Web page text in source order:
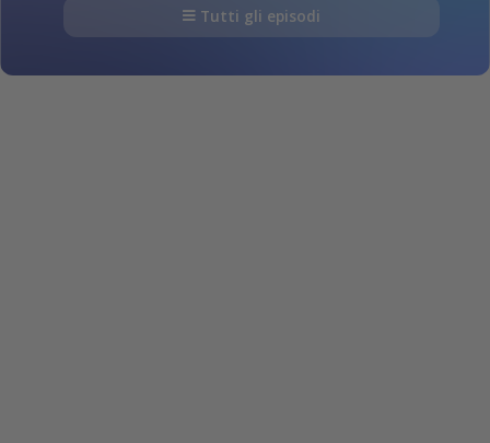
Tutti gli episodi